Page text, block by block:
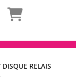
DISQUE RELAIS